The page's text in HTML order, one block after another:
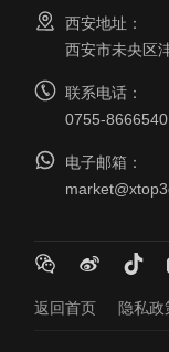
西安地址：
西安市未央区
联系电话：
0755-
电子邮箱：
返回首页 隐私政